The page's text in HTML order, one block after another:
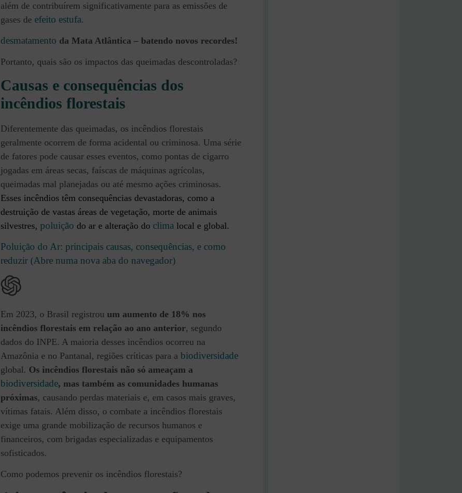
além de contribuírem significativamente para as emissões de
gases de efeito estufa.
desmatamento da Mata Atlântica – batendo novos recordes!
Portanto, quais são os impactos das queimadas descontroladas?
Causas e consequências dos
incêndios florestais
Diferentemente das queimadas, os incêndios florestais
geralmente ocorrem de forma acidental ou criminosa. Uma série
de fatores pode causar esses eventos, como pontas de cigarro
jogadas em áreas secas, faíscas de máquinas agrícolas,
queimadas mal planejadas ou até mesmo ações criminosas.
Esses incêndios têm consequências devastadoras, como a
destruição de vastas áreas de vegetação, morte de animais
silvestres, poluição do ar e alteração do clima local e global.
Poluição do Ar: principais causas, consequências, e como
reduzir (Abre numa nova aba do navegador)
Em 2023, o Brasil registrou um aumento de 18% nos
incêndios florestais em relação ao ano anterior, segundo
dados do INPE. A maioria desses incêndios ocorreu na
Amazônia e no Pantanal, regiões críticas para a biodiversidade
global. Os incêndios florestais não só ameaçam a
biodiversidade, mas também as comunidades humanas
próximas, causando perdas materiais e, em casos mais graves,
vítimas fatais. Além disso, o combate a incêndios florestais
exige uma grande mobilização de recursos humanos e
financeiros, com brigadas especializadas e equipamentos
sofisticados.
Como podemos prevenir os incêndios florestais?